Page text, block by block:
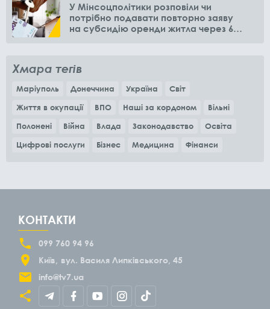
У Мінсоцполітики розповіли чи
потрібно подавати повторно заяву
на субсидію оренди житла через 6
Хмара тегів
Маріуполь Донеччина Україна
Світ
Життя в окупації
ВПО Наші за кордоном
Вільні
Полонені
Війна Влада Законодавство
Освіта
Цифрові послуги
Бізнес Медицина Фінанси
КОНТАКТИ
099 760 94 96
Київ
вул. Василя Липківського, 45
info@tv7.ua